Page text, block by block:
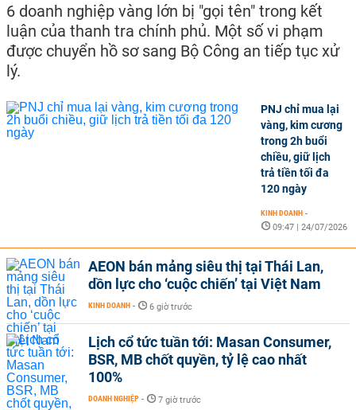
6 doanh nghiệp vàng lớn bị "gọi tên" trong kết
luận của thanh tra chính phủ. Một số vi phạm
được chuyển hồ sơ sang Bộ Công an tiếp tục xử
lý.
PNJ chỉ mua lại
vàng, kim cương
trong 2h buổi
chiều, giữ lịch
trả tiền tối đa
120 ngày
KINH DOANH -
09:47 | 24/07/2026
AEON bán mảng siêu thị tại Thái Lan,
dồn lực cho ‘cuộc chiến’ tại Việt Nam
KINH DOANH - 6 giờ trước
Lịch cổ tức tuần tới: Masan Consumer,
BSR, MB chốt quyền, tỷ lệ cao nhất
100%
DOANH NGHIỆP - 7 giờ trước